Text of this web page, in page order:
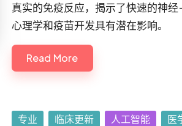
真实的免疫反应，揭示了快速的神经
心理学和疫苗开发具有潜在影响。
Read More
Posted
专业 临床更新 人工智能 医